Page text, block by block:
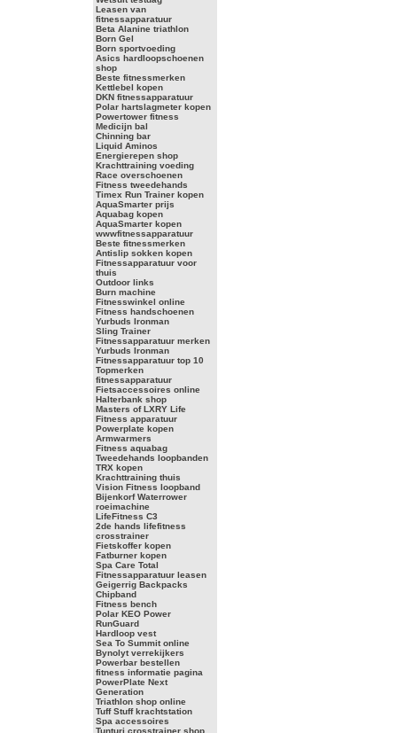
Leasen van
fitnessapparatuur
Beta Alanine triathlon
Born Gel
Born sportvoeding
Asics hardloopschoenen
shop
Beste fitnessmerken
Kettlebel kopen
DKN fitnessapparatuur
Polar hartslagmeter kopen
Powertower fitness
Medicijn bal
Chinning bar
Liquid Aminos
Energierepen shop
Krachttraining voeding
Race overschoenen
Fitness tweedehands
Timex Run Trainer kopen
AquaSmarter prijs
Aquabag kopen
AquaSmarter kopen
wwwfitnessapparatuur
Beste fitnessmerken
Antislip sokken kopen
Fitnessapparatuur voor
thuis
Outdoor links
Burn machine
Fitnesswinkel online
Fitness handschoenen
Yurbuds Ironman
Sling Trainer
Fitnessapparatuur merken
Yurbuds Ironman
Fitnessapparatuur top 10
Topmerken
fitnessapparatuur
Fietsaccessoires online
Halterbank shop
Masters of LXRY Life
Fitness apparatuur
Powerplate kopen
Armwarmers
Fitness aquabag
Tweedehands loopbanden
TRX kopen
Krachttraining thuis
Vision Fitness loopband
Bijenkorf Waterrower
roeimachine
LifeFitness C3
2de hands lifefitness
crosstrainer
Fietskoffer kopen
Fatburner kopen
Spa Care Total
Fitnessapparatuur leasen
Geigerrig Backpacks
Chipband
Fitness bench
Polar KEO Power
RunGuard
Hardloop vest
Sea To Summit online
Bynolyt verrekijkers
Powerbar bestellen
fitness informatie pagina
PowerPlate Next
Generation
Triathlon shop online
Tuff Stuff krachtstation
Spa accessoires
Tunturi crosstrainer shop